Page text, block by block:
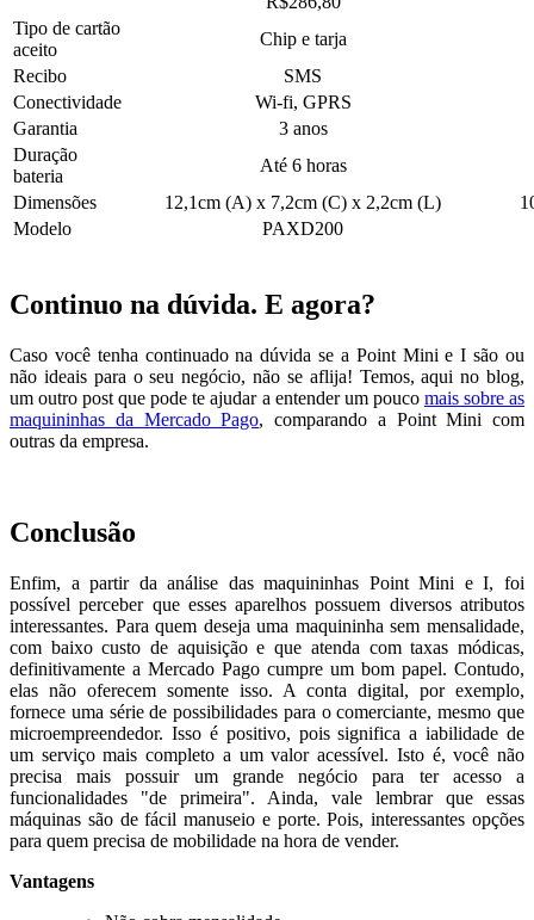
Tipo de cartão
aceito
Chip e tarja
Recibo
SMS
Conectividade
Wi-fi, GPRS
Garantia
3 anos
Duração
bateria
Até 6 horas
Dimensões
12,1cm (A) x 7,2cm (C) x 2,2cm (L)
Modelo
PAXD200
Continuo na dúvida. E agora?
Caso você tenha continuado na dúvida se a Point Mini e I são ou
não ideais para o seu negócio, não se aflija! Temos, aqui no blog,
um outro post que pode te ajudar a entender um pouco mais sobre as
maquininhas da Mercado Pago, comparando a Point Mini com
outras da empresa.
Conclusão
Enfim, a partir da análise das maquininhas Point Mini e I, foi
possível perceber que esses aparelhos possuem diversos atributos
interessantes. Para quem deseja uma maquininha sem mensalidade,
com baixo custo de aquisição e que atenda com taxas módicas,
definitivamente a Mercado Pago cumpre um bom papel. Contudo,
elas não oferecem somente isso. A conta digital, por exemplo,
fornece uma série de possibilidades para o comerciante, mesmo que
microempreendedor. Isso é positivo, pois significa a iabilidade de
um serviço mais completo a um valor acessível. Isto é, você não
precisa mais possuir um grande negócio para ter acesso a
funcionalidades "de primeira". Ainda, vale lembrar que essas
máquinas são de fácil manuseio e porte. Pois, interessantes opções
para quem precisa de mobilidade na hora de vender.
Vantagens